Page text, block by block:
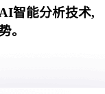
智能分析技术,
。